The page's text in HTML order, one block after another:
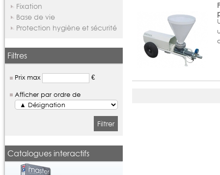
Fixation
Base de vie
Protection hygiène et sécurité
Filtres
Prix max €
Afficher par ordre de
Filtrer
Catalogues interactifs